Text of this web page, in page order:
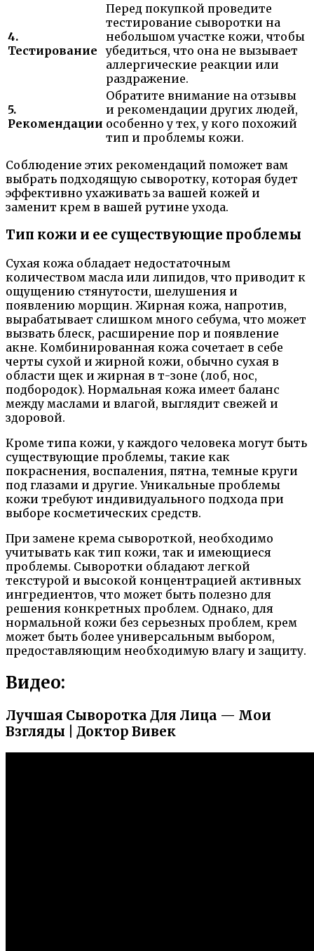
4.
Тестирование
Перед покупкой проведите
тестирование сыворотки на
небольшом участке кожи, чтобы
убедиться, что она не вызывает
аллергические реакции или
раздражение.
5.
Рекомендации
Обратите внимание на отзывы
и рекомендации других людей,
особенно у тех, у кого похожий
тип и проблемы кожи.
Соблюдение этих рекомендаций поможет вам
выбрать подходящую сыворотку, которая будет
эффективно ухаживать за вашей кожей и
заменит крем в вашей рутине ухода.
Тип кожи и ее существующие проблемы
Сухая кожа обладает недостаточным
количеством масла или липидов, что приводит к
ощущению стянутости, шелушения и
появлению морщин. Жирная кожа, напротив,
вырабатывает слишком много себума, что может
вызвать блеск, расширение пор и появление
акне. Комбинированная кожа сочетает в себе
черты сухой и жирной кожи, обычно сухая в
области щек и жирная в т-зоне (лоб, нос,
подбородок). Нормальная кожа имеет баланс
между маслами и влагой, выглядит свежей и
здоровой.
Кроме типа кожи, у каждого человека могут быть
существующие проблемы, такие как
покраснения, воспаления, пятна, темные круги
под глазами и другие. Уникальные проблемы
кожи требуют индивидуального подхода при
выборе косметических средств.
При замене крема сывороткой, необходимо
учитывать как тип кожи, так и имеющиеся
проблемы. Сыворотки обладают легкой
текстурой и высокой концентрацией активных
ингредиентов, что может быть полезно для
решения конкретных проблем. Однако, для
нормальной кожи без серьезных проблем, крем
может быть более универсальным выбором,
предоставляющим необходимую влагу и защиту.
Видео:
Лучшая Сыворотка Для Лица — Мои
Взгляды | Доктор Вивек